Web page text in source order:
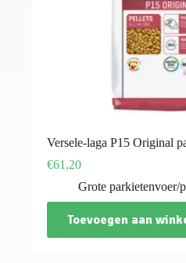
Versele-laga P15 Original
€61,20
Grote parkietenvoer/
Toevoegen aan